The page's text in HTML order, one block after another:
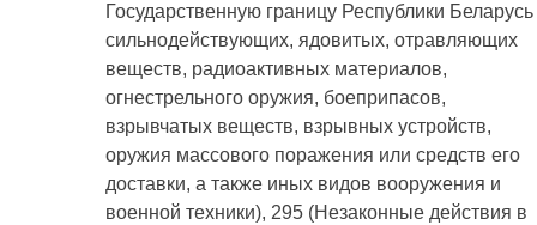
Государственную границу Республики Беларусь
сильнодействующих, ядовитых, отравляющих
веществ, радиоактивных материалов,
огнестрельного оружия, боеприпасов,
взрывчатых веществ, взрывных устройств,
оружия массового поражения или средств его
доставки, а также иных видов вооружения и
военной техники), 295 (Незаконные действия в